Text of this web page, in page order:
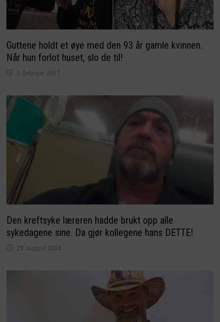
Guttene holdt et øye med den 93 år gamle kvinnen.
Når hun forlot huset, slo de til!
2. februar 2017
Den kreftsyke læreren hadde brukt opp alle
sykedagene sine. Da gjør kollegene hans DETTE!
29. august 2018